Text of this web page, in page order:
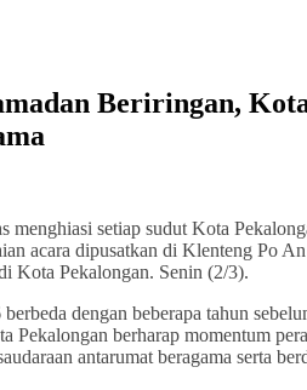
Beriringan,
menghiasi setiap sudut Kota
acara dipusatkan di Klenteng Po
Kota Pekalongan. Senin (2/3).
dengan beberapa tahun
Pekalongan berharap momentum
antarumat beragama serta